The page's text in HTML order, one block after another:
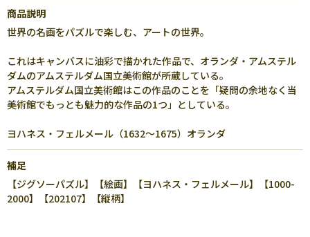
商品説明
世界の名画をパズルで楽しむ、アートの世界。
これはキャンバスに油彩で描かれた作品で、オランダ・アムステル
ダムのアムステルダム国立美術館が所蔵している。
アムステルダム国立美術館はこの作品のことを「疑問の余地なく当
美術館でもっとも魅力的な作品の1つ」としている。
ヨハネス・フェルメール（1632～1675）オランダ
補足
【ジグソーパズル】【絵画】【ヨハネス・フェルメール】【1000-
2000】【202107】【縦柄】